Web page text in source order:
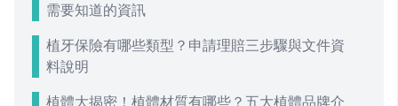
需要知道的資訊
植牙保險有哪些類型？申請理賠三步驟與文件資
料說明
植體大揭密！植體材質有哪些？五大植體品牌介